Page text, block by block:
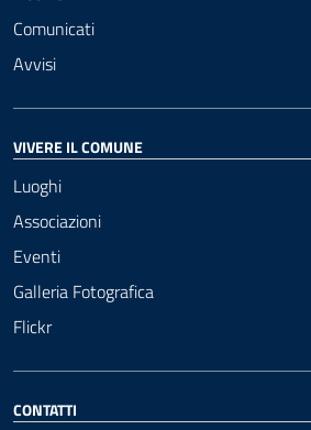
Comunicati
Avvisi
VIVERE IL COMUNE
Luoghi
Associazioni
Eventi
Galleria Fotografica
Flickr
CONTATTI